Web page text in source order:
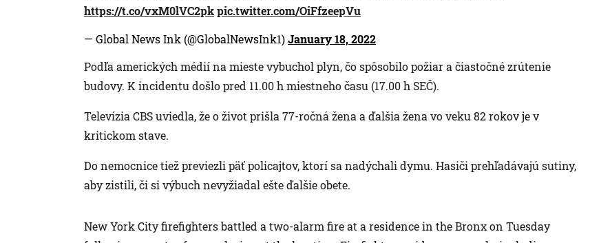
https://t.co/vxM0lVC2pkpic.twitter.com/OiFfzeepVu
— Global News Ink (@GlobalNewsInk1)January 18, 2022
Podľa amerických médií na mieste vybuchol plyn, čo spôsobilo požiar a čiastočné zrútenie
budovy. K incidentu došlo pred 11.00 h miestneho času (17.00 h SEČ).
Televízia CBS uviedla, že o život prišla 77-ročná žena a ďalšia žena vo veku 82 rokov je v
kritickom stave.
Do nemocnice tiež previezli päť policajtov, ktorí sa nadýchali dymu. Hasiči prehľadávajú sutiny,
aby zistili, či si výbuch nevyžiadal ešte ďalšie obete.
New York City firefighters battled a two-alarm fire at a residence in the Bronx on Tuesday